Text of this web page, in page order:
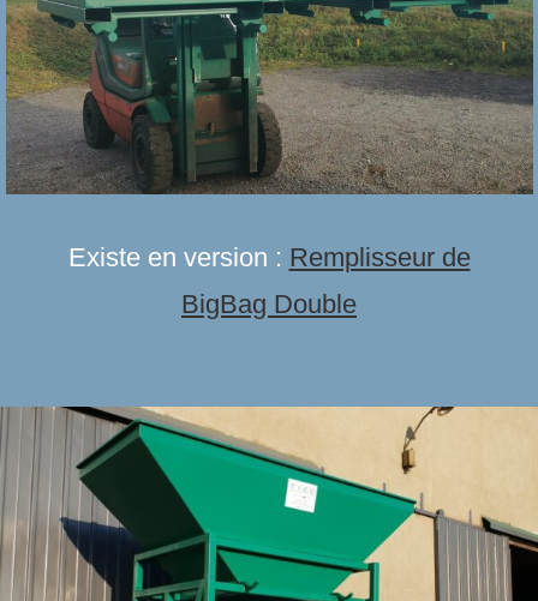
Existe en version : Remplisseur de
BigBag Double